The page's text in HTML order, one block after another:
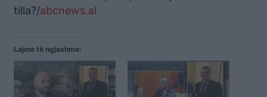
tilla?/abcnews.al
Lajme të ngjashme: